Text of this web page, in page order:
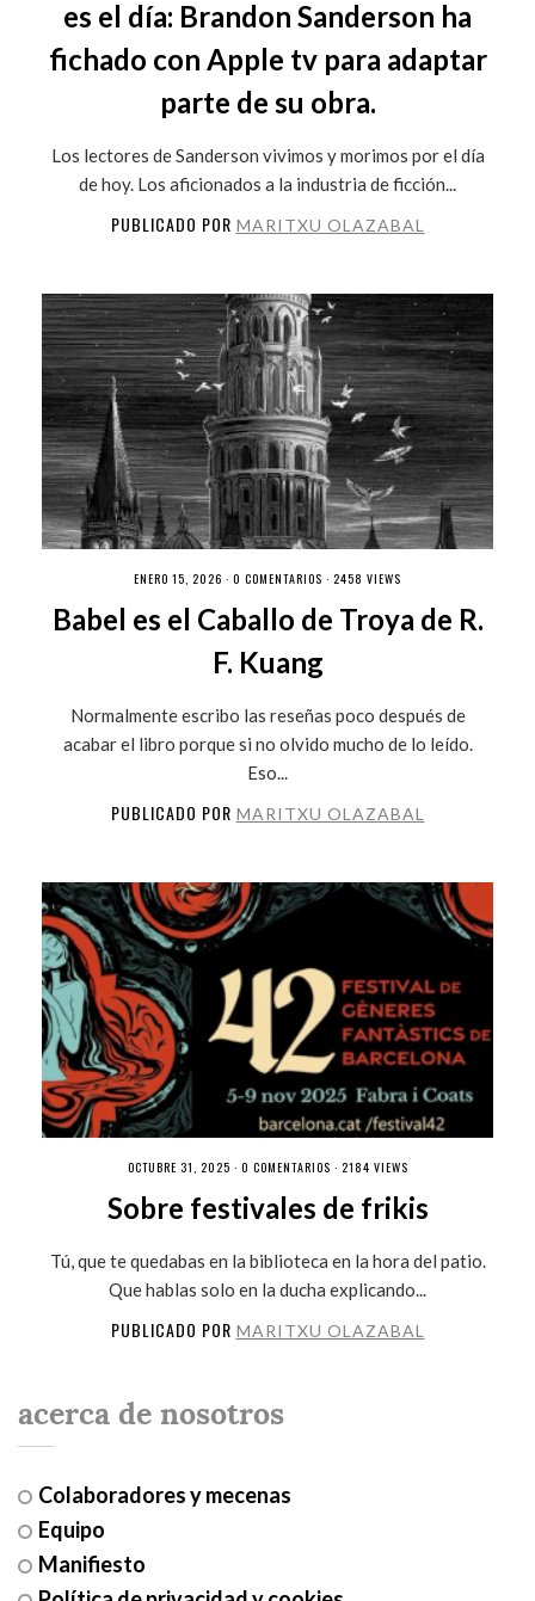
es el día: Brandon Sanderson ha
fichado con Apple tv para adaptar
parte de su obra.
Los lectores de Sanderson vivimos y morimos por el día
de hoy. Los aficionados a la industria de ficción...
PUBLICADO POR MARITXU OLAZABAL
ENERO 15, 2026 · 0 COMENTARIOS · 2458 VIEWS
Babel es el Caballo de Troya de R.
F. Kuang
Normalmente escribo las reseñas poco después de
acabar el libro porque si no olvido mucho de lo leído.
Eso...
PUBLICADO POR MARITXU OLAZABAL
OCTUBRE 31, 2025 · 0 COMENTARIOS · 2184 VIEWS
Sobre festivales de frikis
Tú, que te quedabas en la biblioteca en la hora del patio.
Que hablas solo en la ducha explicando...
PUBLICADO POR MARITXU OLAZABAL
acerca de nosotros
Colaboradores y mecenas
Equipo
Manifiesto